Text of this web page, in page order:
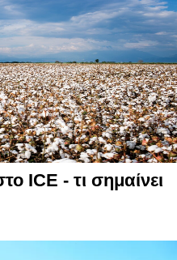
ICE - τι σημαίνει